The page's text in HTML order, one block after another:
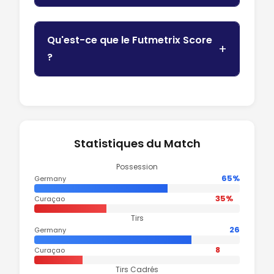
Qu'est-ce que le Futmetrix Score
?
Statistiques du Match
Possession
Germany 65%
Curaçao 35%
Tirs
Germany 26
Curaçao 8
Tirs Cadrés